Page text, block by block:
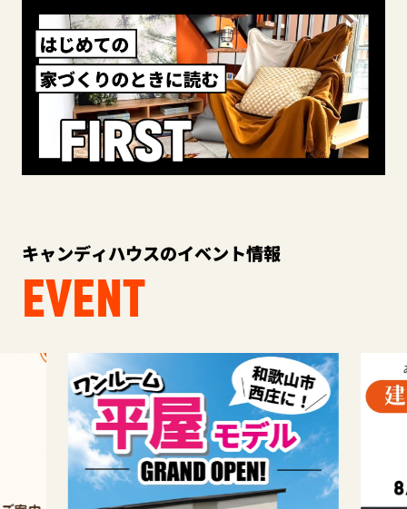
キャンディハウスのイベント情報
EVENT